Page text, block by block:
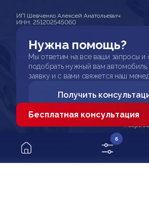
ИП Шевченко Алексей Анатольевич
ИНН: 251202545060
Нужна помощь?
Мы ответим на все ваши запросы
подобрать нужный вам автомобиль,
заявку и с вами свяжется наш
Получить
6
Бесплатная консультация